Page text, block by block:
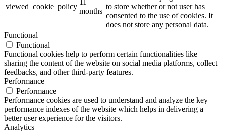
viewed_cookie_policy
11
months
to store whether or not user has
consented to the use of cookies. It
does not store any personal data.
Functional
Functional
Functional cookies help to perform certain functionalities like
sharing the content of the website on social media platforms, collect
feedbacks, and other third-party features.
Performance
Performance
Performance cookies are used to understand and analyze the key
performance indexes of the website which helps in delivering a
better user experience for the visitors.
Analytics